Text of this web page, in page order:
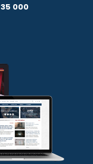
35 000